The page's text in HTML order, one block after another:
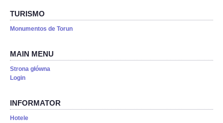
TURISMO
Monumentos de Torun
MAIN MENU
Strona główna
Login
INFORMATOR
Hotele